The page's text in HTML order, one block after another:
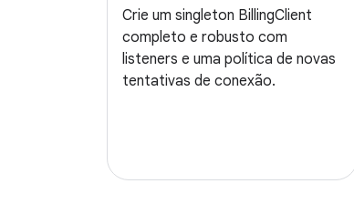
Crie um singleton BillingClient
completo e robusto com
listeners e uma política de novas
tentativas de conexão.